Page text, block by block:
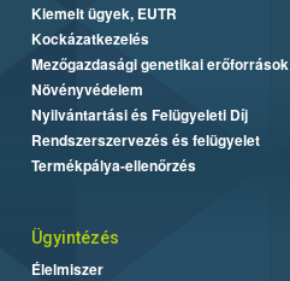
Kiemelt ügyek, EUTR
Kockázatkezelés
Mezőgazdasági genetikai erőforrások
Növényvédelem
Nyilvántartási és Felügyeleti Díj
Rendszerszervezés és felügyelet
Termékpálya-ellenőrzés
Ügyintézés
Élelmiszer